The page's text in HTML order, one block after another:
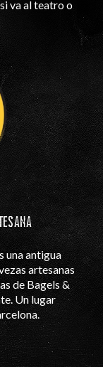
va al teatro o
una antigua
artesanas
de Bagels &
Un lugar